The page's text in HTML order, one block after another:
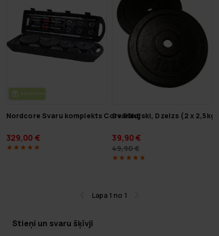
BEZ­MAK­SAS PIE­GĀ­DE
Nordcore Svaru komplekts Core 50kg
329,00 €
Svaru diski, Dzelzs (2 x 2,5kg
39,90 €
49,90 €
Lapa 1 no 1
Stieņi un svaru šķīvji